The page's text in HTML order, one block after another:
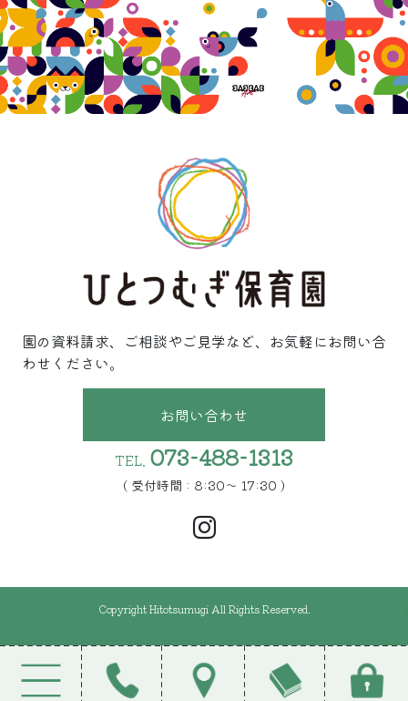
園の資料請求、ご相談やご見学など、お気軽にお問い合
わせください。
お問い合わせ
TEL. 073-488-1313
( 受付時間 : 8:30〜 17:30 )
Copyright Hitotsumugi All Rights Reserved.